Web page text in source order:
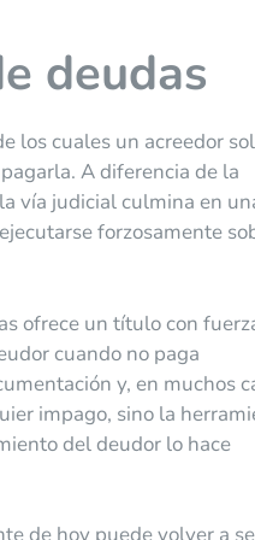
deudas
los cuales un acreedor
A diferencia de la
vía judicial culmina en
forzosamente
ofrece un título con
cuando no paga
y, en muchos
impago, sino la
del deudor lo hace